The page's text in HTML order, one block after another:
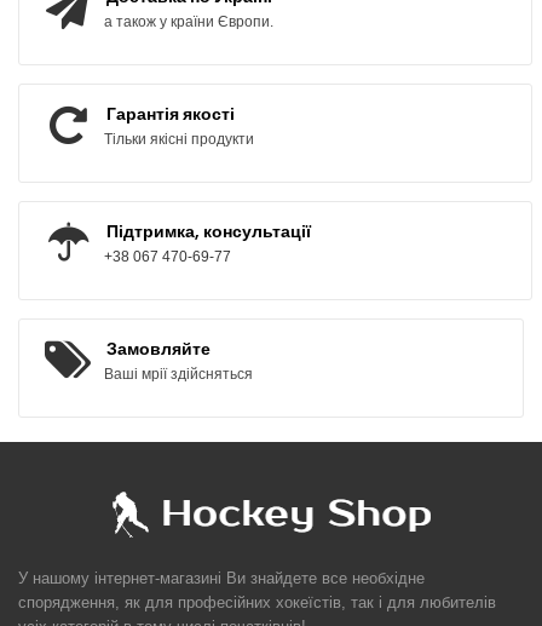
а також у країни Європи.
Гарантія якості
Тільки якісні продукти
Підтримка, консультації
+38 067 470-69-77
Замовляйте
Ваші мрії здійсняться
У нашому інтернет-магазині Ви знайдете все необхідне
спорядження, як для професійних хокеїстів, так і для любителів